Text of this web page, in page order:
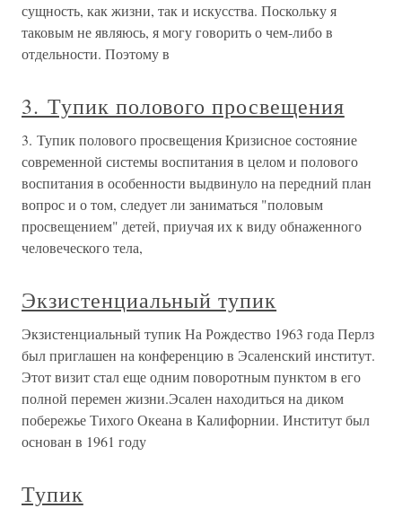
сущность, как жизни, так и искусства. Поскольку я
таковым не являюсь, я могу говорить о чем-либо в
отдельности. Поэтому в
3. Тупик полового просвещения
3. Тупик полового просвещения Кризисное состояние
современной системы воспитания в целом и полового
воспитания в особенности выдвинуло на передний план
вопрос и о том, следует ли заниматься "половым
просвещением" детей, приучая их к виду обнаженного
человеческого тела,
Экзистенциальный тупик
Экзистенциальный тупик На Рождество 1963 года Перлз
был приглашен на конференцию в Эсаленский институт.
Этот визит стал еще одним поворотным пунктом в его
полной перемен жизни.Эсален находиться на диком
побережье Тихого Океана в Калифорнии. Институт был
основан в 1961 году
Тупик